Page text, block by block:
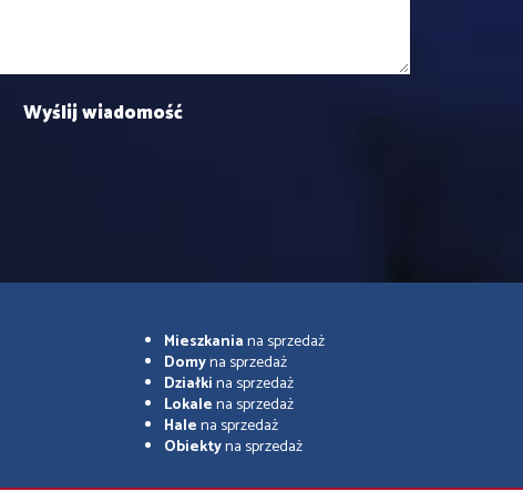
Mieszkaniana sprzedaż
Domyna sprzedaż
Działkina sprzedaż
Lokalena sprzedaż
Halena sprzedaż
Obiektyna sprzedaż